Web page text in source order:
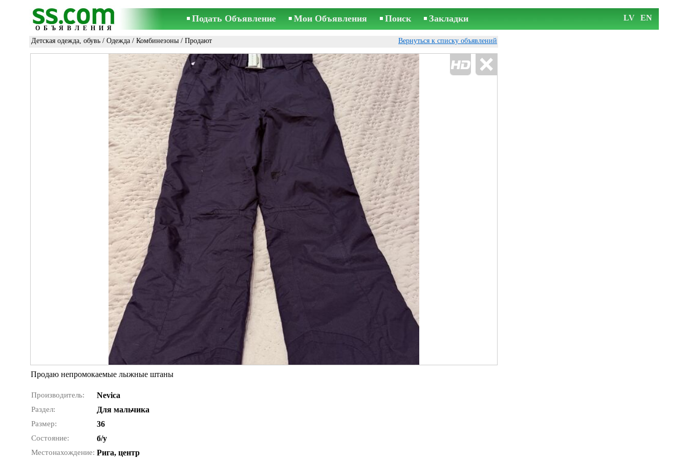
ОБЪЯВЛЕНИЯ
Подать Объявление Мои Объявления Поиск Закладки LV EN
Детская одежда, обувь / Одежда / Комбинезоны / Продают Вернуться к списку объявлений
Продаю непромокаемые лыжные штаны
Производитель: Nevica
Раздел: Для мальчика
Размер: 36
Состояние: б/у
Местонахождение: Рига, центр